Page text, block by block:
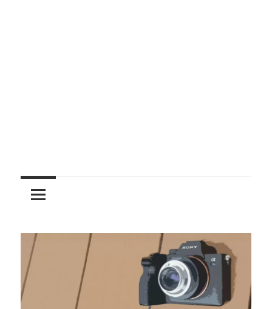
う